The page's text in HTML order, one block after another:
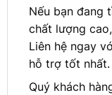
Nếu bạn đang
chất lượng
Liên hệ ngay
hỗ trợ tốt nhất.
Quý khách